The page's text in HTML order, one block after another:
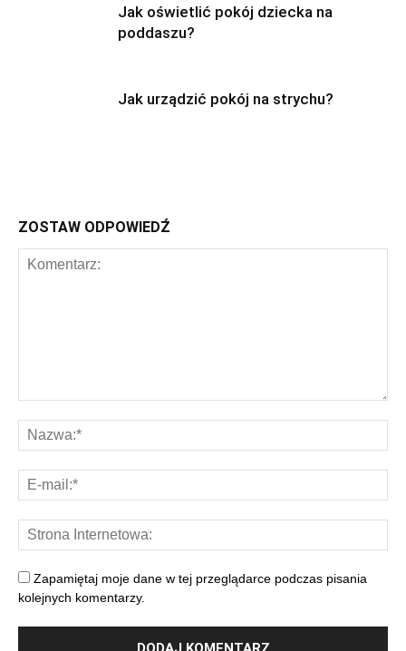
Jak oświetlić pokój dziecka na
poddaszu?
Jak urządzić pokój na strychu?
ZOSTAW ODPOWIEDŹ
Zapamiętaj moje dane w tej przeglądarce podczas pisania
kolejnych komentarzy.